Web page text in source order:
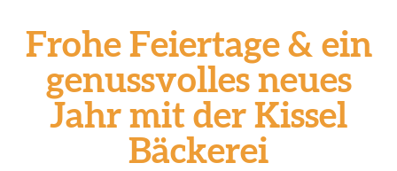
Frohe Feiertage & ein
genussvolles neues
Jahr mit der Kissel
Bäckerei